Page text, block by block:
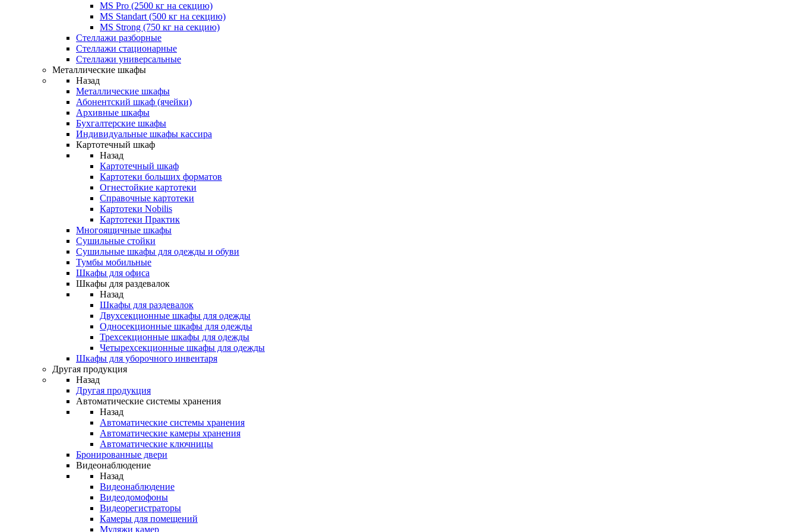
MS Pro (2500 кг на секцию)
MS Standart (500 кг на секцию)
MS Strong (750 кг на секцию)
Стеллажи разборные
Стеллажи стационарные
Стеллажи универсальные
Металлические шкафы
Назад
Металлические шкафы
Абонентский шкаф (ячейки)
Архивные шкафы
Бухгалтерские шкафы
Индивидуальные шкафы кассира
Картотечный шкаф
Назад
Картотечный шкаф
Картотеки больших форматов
Огнестойкие картотеки
Справочные картотеки
Картотеки Nobilis
Картотеки Практик
Многоящичные шкафы
Сушильные стойки
Сушильные шкафы для одежды и обуви
Тумбы мобильные
Шкафы для офиса
Шкафы для раздевалок
Назад
Шкафы для раздевалок
Двухсекционные шкафы для одежды
Односекционные шкафы для одежды
Трехсекционные шкафы для одежды
Четырехсекционные шкафы для одежды
Шкафы для уборочного инвентаря
Другая продукция
Назад
Другая продукция
Автоматические системы хранения
Назад
Автоматические системы хранения
Автоматические камеры хранения
Автоматические ключницы
Бронированные двери
Видеонаблюдение
Назад
Видеонаблюдение
Видеодомофоны
Видеорегистраторы
Камеры для помещений
Муляжи камер